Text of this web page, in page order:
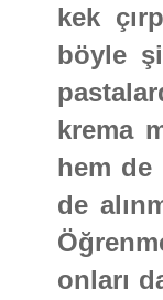
kek
böyle
krema
hem de
de
onları